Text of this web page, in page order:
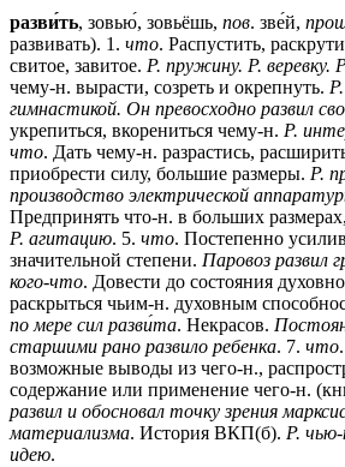
разви́ть, зовью́, зовьёшь, пов. зве́й,
развивать). 1 . что. Распустить,
свитое, завитое. Р. пружину. Р. веревку.
чему-н. вырасти, созреть и окрепнуть.
гимнастикой. Он превосходно развил
укрепиться, вкорениться чему-н. Р.
что. Дать чему-н. разрастись,
приобрести силу, большие размеры. Р.
производство электрической
Предпринять что-н. в больших
Р. агитацию. 5. что. Постепенно
значительной степени. Паровоз развил
кого-что. Довести до состояния
раскрыться чьим-н. духовным
по мере сил разви́та. Некрасов.
старшими рано развило ребенка. 7. что
возможные выводы из чего-н.,
содержание или применение чего-н.
развил и обосновал точку зрения
материализма. История ВКП(б). Р. чью-
идею.